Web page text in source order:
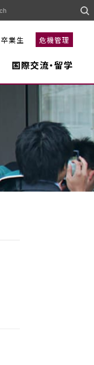
卒業生 危機管理
国際交流・留学